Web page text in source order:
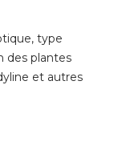
type
des plantes
et autres